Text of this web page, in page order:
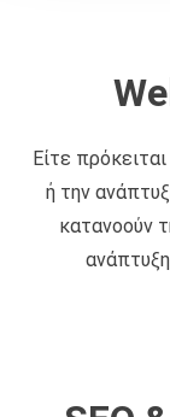
Είτε
ή την
κατανοούν